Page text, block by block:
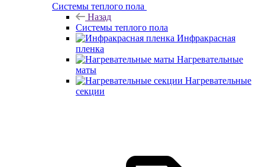
Системы теплого пола
Назад
Системы теплого пола
Инфракрасная
пленка
Нагревательные
маты
Нагревательные
секции